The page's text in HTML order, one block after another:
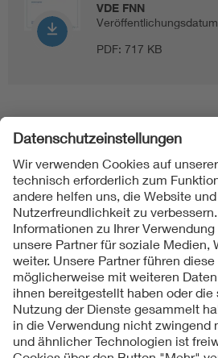
VDE FNN
Veröffentlichungsdatum
PDF: 717 KB
Folgen Sie uns
Kontakte
Service